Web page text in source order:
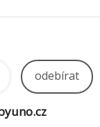
odebírat